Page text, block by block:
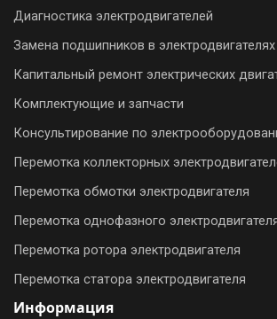
Диагностика электродвигателей
Замена подшипников в электродвигателях
Капитальный ремонт электрических
Комплектующие и запчасти
Консультирование по
Перемотка коллекторных
Перемотка обмотки электродвигателя
Перемотка однофазного
Перемотка ротора электродвигателя
Перемотка статора электродвигателя
Информация